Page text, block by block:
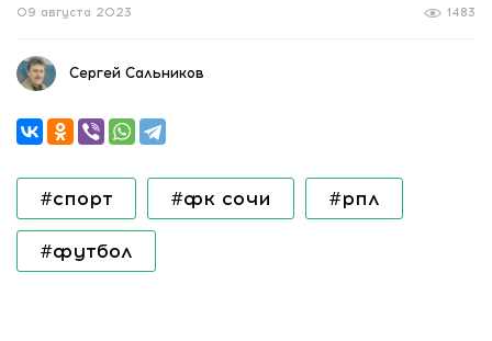
1483
09 августа 2023
Сергей Сальников
#спорт #фк сочи #рпл
#футбол